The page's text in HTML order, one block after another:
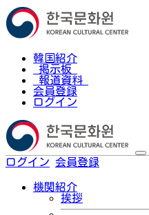
韓国紹介
掲示板
報道資料
会員登録
ログイン
ログイン 会員登録
機関紹介
挨拶